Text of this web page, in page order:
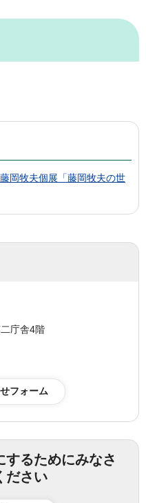
岡牧夫個展「藤岡牧夫の世
庁舎4階
するためにみなさ
ださい